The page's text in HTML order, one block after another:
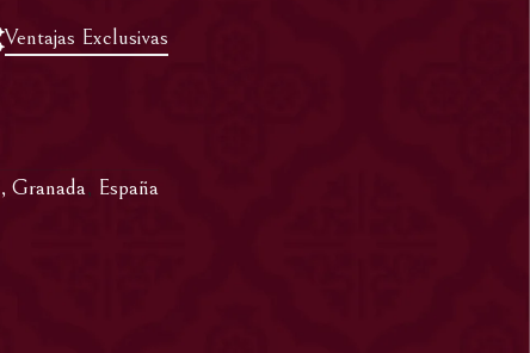
Ventajas Exclusivas
, Granada, España